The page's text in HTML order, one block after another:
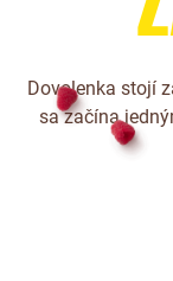
Dovolenka stojí
sa začína